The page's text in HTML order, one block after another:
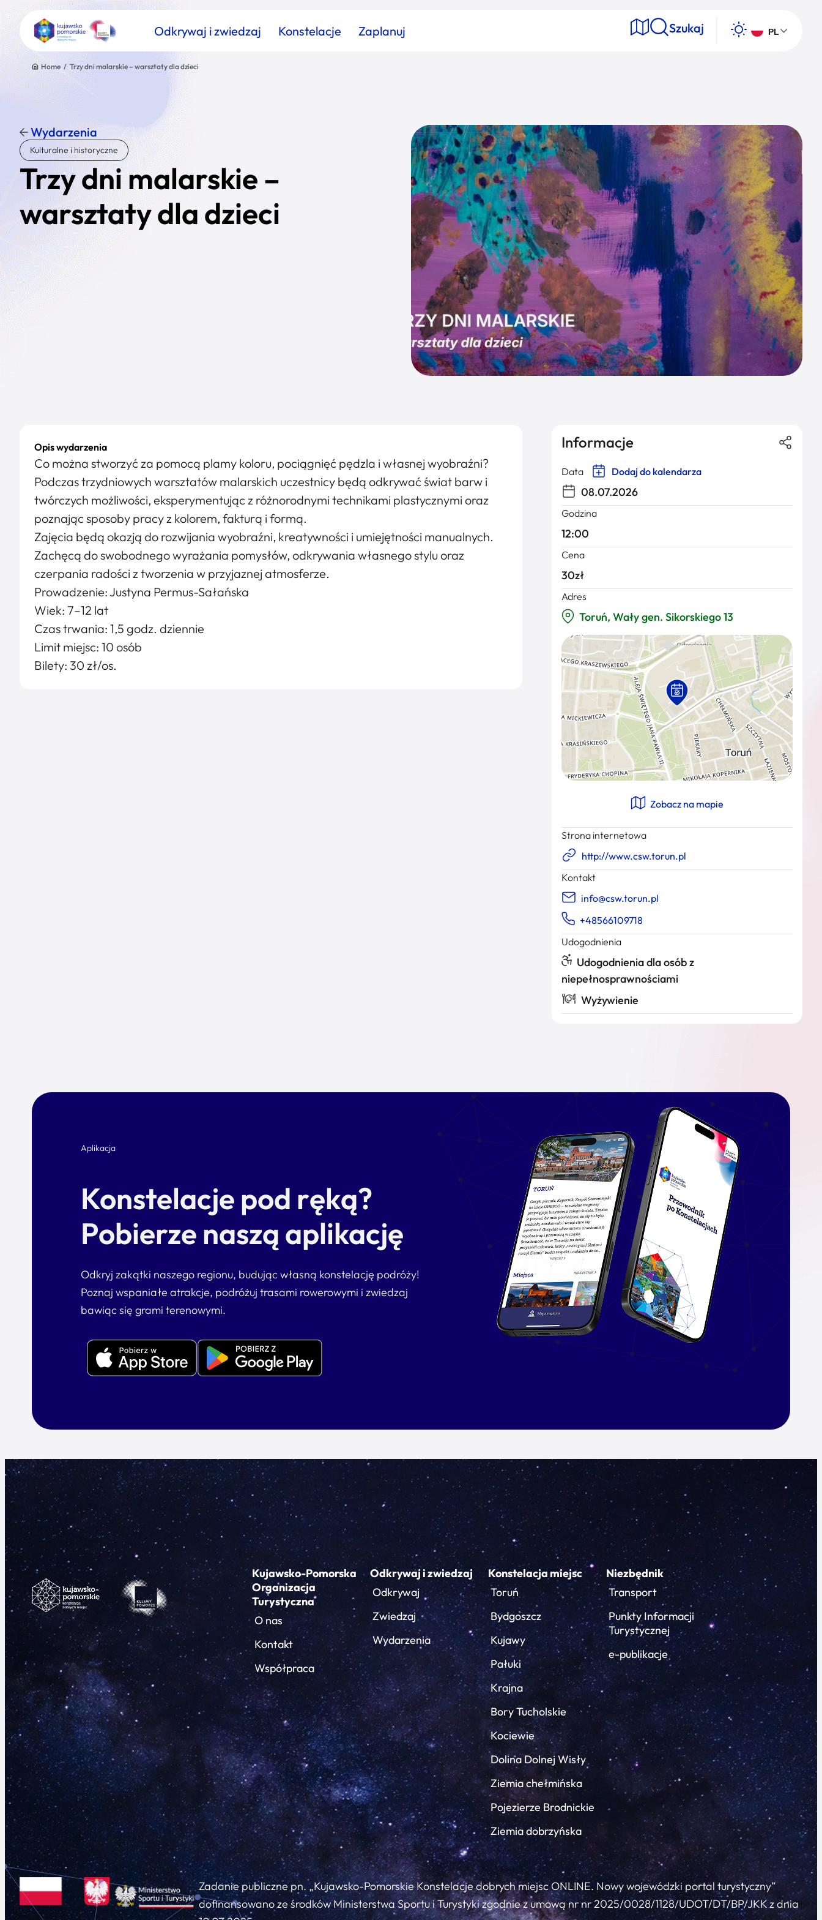
Odkrywaj i zwiedzaj Konstelacje Zaplanuj Szukaj PL
Znajdź atrakcję
Nazwa atrakcji Kategoria Wyszukaj
Home / Trzy dni malarskie – warsztaty dla dzieci
Wydarzenia
Kulturalne i historyczne
Trzy dni malarskie –
warsztaty dla dzieci
Opis wydarzenia
Co można stworzyć za pomocą plamy koloru, pociągnięć pędzla i własnej wyobraźni?
Podczas trzydniowych warsztatów malarskich uczestnicy będą odkrywać świat barw i
twórczych możliwości, eksperymentując z różnorodnymi technikami plastycznymi oraz
poznając sposoby pracy z kolorem, fakturą i formą.
Zajęcia będą okazją do rozwijania wyobraźni, kreatywności i umiejętności manualnych.
Zachęcą do swobodnego wyrażania pomysłów, odkrywania własnego stylu oraz
czerpania radości z tworzenia w przyjaznej atmosferze.
Prowadzenie: Justyna Permus-Sałańska
Wiek: 7–12 lat
Czas trwania: 1,5 godz. dziennie
Limit miejsc: 10 osób
Bilety: 30 zł/os.
Informacje
Data Dodaj do kalendarza
08.07.2026
Godzina
12:00
Cena
30zł
Adres
Toruń, Wały gen. Sikorskiego 13
Zobacz na mapie
Strona internetowa
http://www.csw.torun.pl
Kontakt
info@csw.torun.pl
+48566109718
Udogodnienia
Udogodnienia dla osób z
niepełnosprawnościami
Wyżywienie
Aplikacja
Konstelacje pod ręką?
Pobierze naszą aplikację
Odkryj zakątki naszego regionu, budując własną konstelację podróży!
Poznaj wspaniałe atrakcje, podróżuj trasami rowerowymi i zwiedzaj
bawiąc się grami terenowymi.
Kujawsko-Pomorska
Organizacja
Turystyczna
O nas
Kontakt
Współpraca
Odkrywaj i zwiedzaj
Odkrywaj
Zwiedzaj
Wydarzenia
Konstelacja miejsc
Toruń
Bydgoszcz
Kujawy
Pałuki
Krajna
Bory Tucholskie
Kociewie
Dolina Dolnej Wisły
Ziemia chełmińska
Pojezierze Brodnickie
Ziemia dobrzyńska
Niezbędnik
Transport
Punkty Informacji
Turystycznej
e-publikacje
Zadanie publiczne pn. „Kujawsko-Pomorskie Konstelacje dobrych miejsc ONLINE. Nowy wojewódzki portal turystyczny”
dofinansowano ze środków Ministerstwa Sportu i Turystyki zgodnie z umową nr nr 2025/0028/1128/UDOT/DT/BP/JKK z dnia